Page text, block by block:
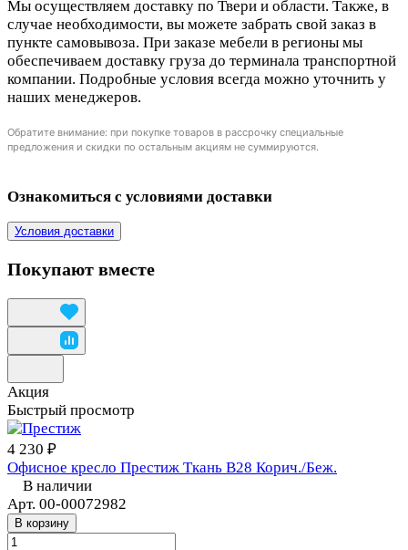
Мы осуществляем доставку по Твери и области. Также, в
случае необходимости, вы можете забрать свой заказ в
пункте самовывоза. При заказе мебели в регионы мы
обеспечиваем доставку груза до терминала транспортной
компании. Подробные условия всегда можно уточнить у
наших менеджеров.
Обратите внимание: при покупке товаров в рассрочку специальные
предложения и скидки по остальным акциям не суммируются.
Ознакомиться с условиями доставки
Условия доставки
Покупают вместе
Акция
Быстрый просмотр
4 230 ₽
Офисное кресло Престиж Ткань В28 Корич./Беж.
В наличии
Арт. 00-00072982
В корзину